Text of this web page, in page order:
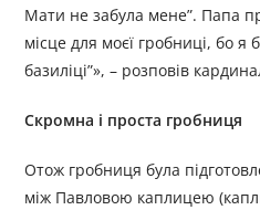
Мати не забула мене”. Папа
місце для моєї гробниці, бо
базиліці”», – розповів
Скромна і проста гробниця
Отож гробниця була
між Павловою каплицею